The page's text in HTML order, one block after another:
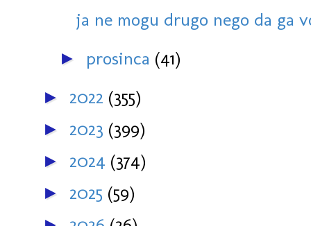
ja ne mogu drugo nego da ga
► prosinca (41)
► 2022 (355)
► 2023 (399)
► 2024 (374)
► 2025 (59)